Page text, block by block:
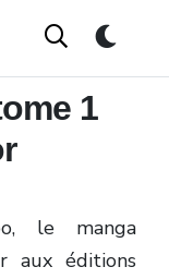
1
le manga
aux éditions